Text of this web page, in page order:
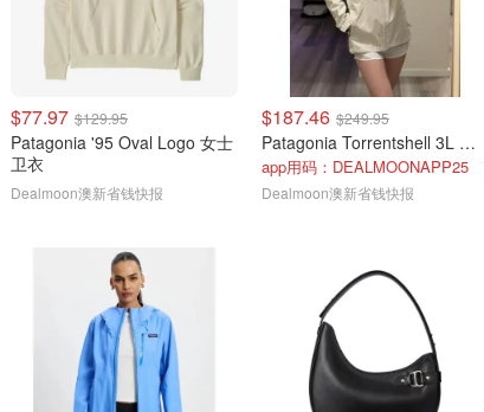
$77.97 $129.95
Patagonia '95 Oval Logo 女士
卫衣
Dealmoon澳新省钱快报
$187.46 $249.95
Patagonia Torrentshell 3L 冲锋衣
app用码：DEALMOONAPP25
Dealmoon澳新省钱快报